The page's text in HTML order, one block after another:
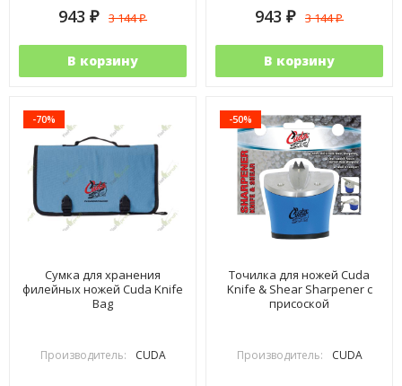
943 ₽ 3 144₽
В корзину
943 ₽ 3 144₽
В корзину
-70%
Сумка для хранения
филейных ножей Cuda Knife
Bag
Производитель: CUDA
-50%
Точилка для ножей Cuda
Knife & Shear Sharpener с
присоской
Производитель: CUDA